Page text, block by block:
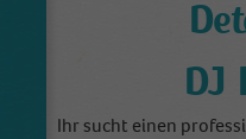
DJ
Ihr sucht einen